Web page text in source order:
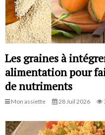
Les graines à
alimentation pour
de nutriments
Mon assiette 28 Juil 2026